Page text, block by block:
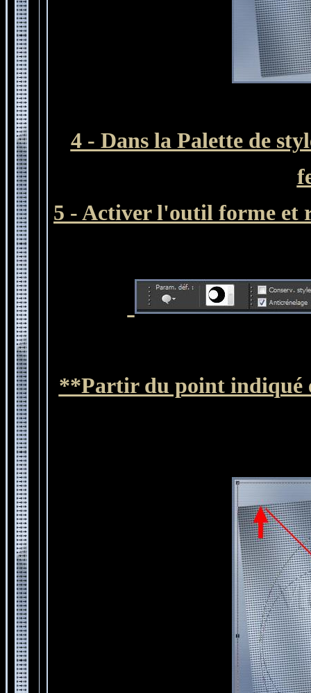
4 - Dans la Palette de
5 - Activer l'outil forme et
**Partir du point indiqué